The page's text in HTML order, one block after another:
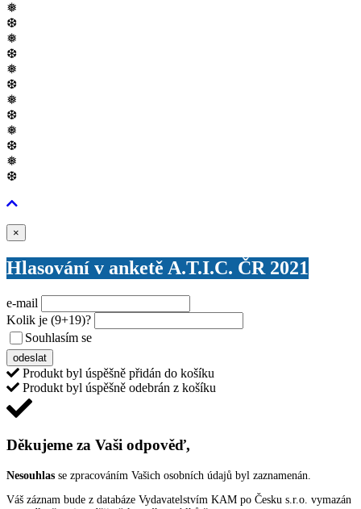
❅
❆
❅
❆
❅
❆
❅
❆
❅
❆
❅
❆
×
Hlasování v anketě A.T.I.C. ČR 2021
e-mail
Kolik je (9+19)?
Souhlasím se
odeslat
Produkt byl úspěšně přidán do košíku
Produkt byl úspěšně odebrán z košíku
Děkujeme za Vaši odpověď,
Nesouhlas se zpracováním Vašich osobních údajů byl zaznamenán.
Váš záznam bude z databáze Vydavatelstvím KAM po Česku s.r.o. vymazán